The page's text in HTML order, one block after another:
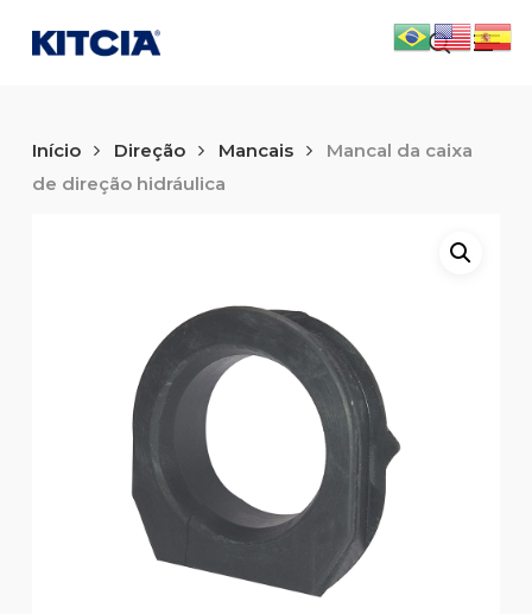
main
search
Início Direção Mancais
Mancal da caixa
de direção hidráulica